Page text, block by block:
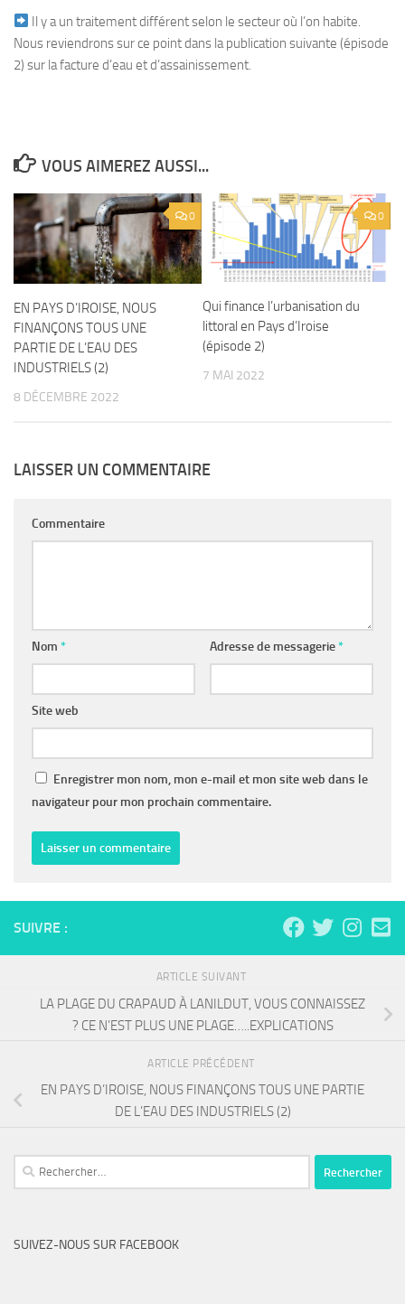
Il y a un traitement différent selon le secteur où l’on habite.
Nous reviendrons sur ce point dans la publication suivante (épisode
2) sur la facture d’eau et d’assainissement.
VOUS AIMEREZ AUSSI...
0
EN PAYS D’IROISE, NOUS
FINANÇONS TOUS UNE
PARTIE DE L’EAU DES
INDUSTRIELS (2)
8 DÉCEMBRE 2022
0
Qui finance l’urbanisation du
littoral en Pays d’Iroise
(épisode 2)
7 MAI 2022
LAISSER UN COMMENTAIRE
Commentaire
Nom * Adresse de messagerie*
Site web
Enregistrer mon nom, mon e-mail et mon site web dans le
navigateur pour mon prochain commentaire.
SUIVRE :
ARTICLE SUIVANT
LA PLAGE DU CRAPAUD À LANILDUT, VOUS CONNAISSEZ
? CE N’EST PLUS UNE PLAGE…..EXPLICATIONS
ARTICLE PRÉCÉDENT
EN PAYS D’IROISE, NOUS FINANÇONS TOUS UNE PARTIE
DE L’EAU DES INDUSTRIELS (2)
Rechercher :
SUIVEZ-NOUS SUR FACEBOOK